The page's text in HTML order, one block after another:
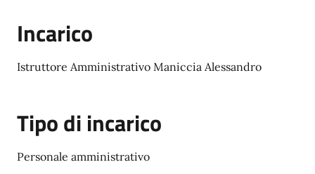
Incarico
Istruttore Amministrativo Maniccia Alessandro
Tipo di incarico
Personale amministrativo